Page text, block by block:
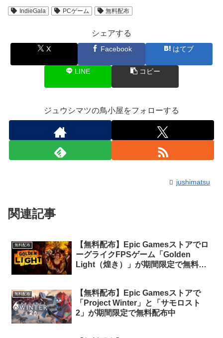
IndieGala PCゲーム 無料配布
シェアする
X Facebook はてブ
LINE コピー
ジュウシマツの鳥小屋をフォローする
jushimatsu
関連記事
無料配布
【無料配布】Epic Gamesストアでロ
ーグライクFPSゲーム「Golden
Light（煌き）」が期間限定で無料配
無料配布
【無料配布】Epic Gamesストアで
「Project Winter」と「サモロスト
2」が期間限定で無料配布中